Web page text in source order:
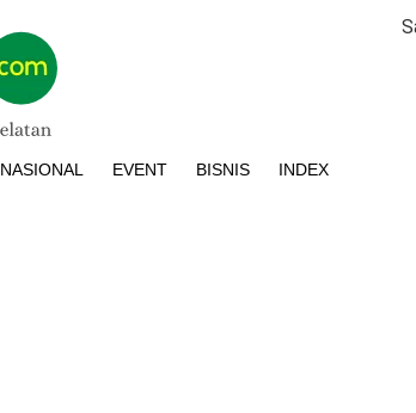
NASIONAL EVENT BISNIS INDEX